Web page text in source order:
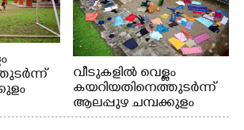
വീടുകളിൽ വെള്ളം
കയറിയതിനെത്തുടർന്ന്
ആലപ്പുഴ ചമ്പക്കുളം
ഫാദർ തോമസ്